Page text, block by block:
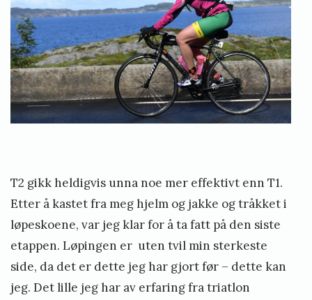
T2 gikk heldigvis unna noe mer effektivt enn T1.
Etter å kastet fra meg hjelm og jakke og tråkket i
løpeskoene, var jeg klar for å ta fatt på den siste
etappen. Løpingen er uten tvil min sterkeste
side, da det er dette jeg har gjort før – dette kan
jeg. Det lille jeg har av erfaring fra triatlon